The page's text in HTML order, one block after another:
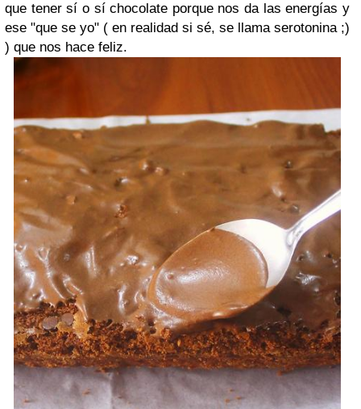
que tener sí o sí chocolate porque nos da las energías y
ese "que se yo" ( en realidad si sé, se llama serotonina ;)
) que nos hace feliz.